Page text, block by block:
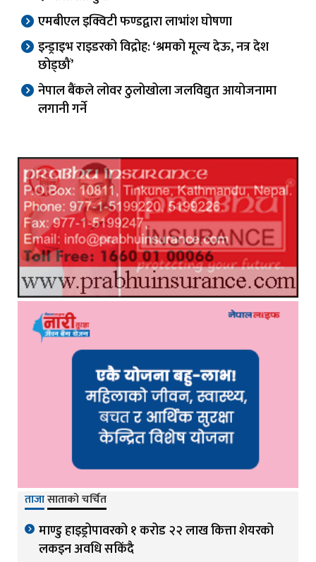
एमबीएल इक्विटी फण्डद्वारा लाभांश घोषणा
इन्ड्राइभ राइडरको विद्रोह: ‘श्रमको मूल्य देऊ, नत्र देश
छोड्छौं’
नेपाल बैंकले लोवर ठुलोखोला जलविद्युत आयोजनामा
लगानी गर्ने
ताजासाताको चर्चित
माण्डु हाइड्रोपावरको १ करोड २२ लाख कित्ता शेयरको
लकइन अवधि सकिंदै